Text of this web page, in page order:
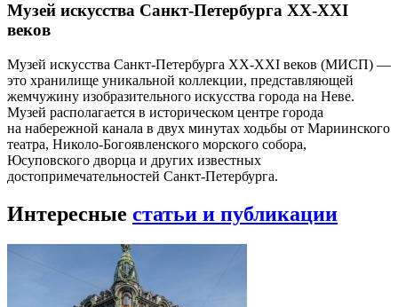
Музей искусства Санкт-Петербурга ХХ-ХХI
веков
Музей искусства Санкт-Петербурга ХХ-ХХI веков (МИСП) —
это хранилище уникальной коллекции, представляющей
жемчужину изобразительного искусства города на Неве.
Музей располагается в историческом центре города
на набережной канала в двух минутах ходьбы от Мариинского
театра, Николо-Богоявленского морского собора,
Юсуповского дворца и других известных
достопримечательностей Санкт-Петербурга.
Интересные статьи и публикации